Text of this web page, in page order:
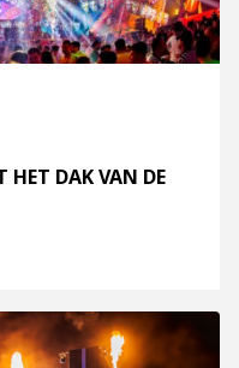
HET DAK VAN DE